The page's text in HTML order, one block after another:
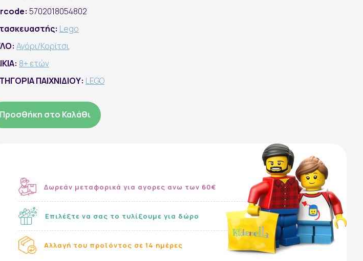
5702018054802
Lego
Αγόρι/Κορίτσι
8+ ετών
ΠΑΙΧΝΙΔΙΟΥ: LEGO
Προσθήκη στο Καλάθι
Δωρεάν μεταφορικά για αγορες ανω των 60€
Επιλέξτε να σας το τυλίξουμε για δώρο
Αλλαγή του προϊόντος σε 14 ημέρες